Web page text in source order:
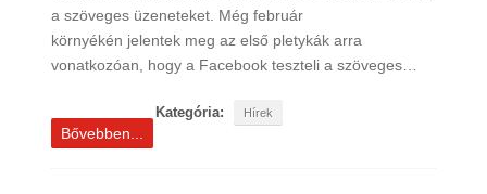
a szöveges üzeneteket. Még február
környékén jelentek meg az első pletykák arra
vonatkozóan, hogy a Facebook teszteli a szöveges…
Kategória: Hírek
Bővebben...